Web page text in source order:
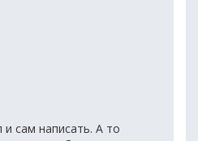
сам написать. А то